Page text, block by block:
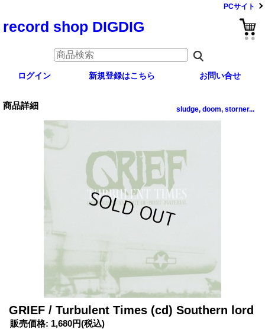
PCサイト
record shop DIGDIG
ログイン 新規登録はこちら お問い合せ
商品詳細 sludge, doom, storner...
GRIEF / Turbulent Times (cd) Southern lord
販売価格: 1,680円(税込)